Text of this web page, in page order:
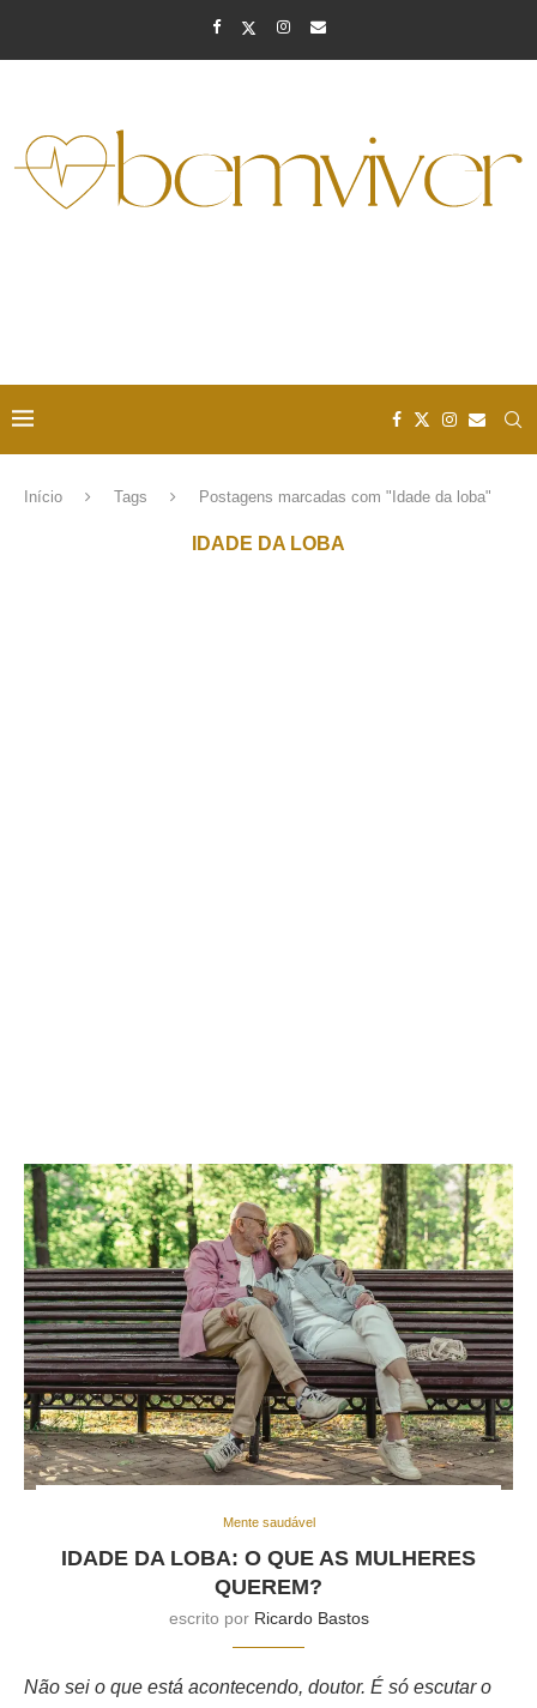
Início Tags Postagens marcadas com "Idade da loba"
IDADE DA LOBA
Mente saudável
IDADE DA LOBA: O QUE AS MULHERES
QUEREM?
escrito por Ricardo Bastos
Não sei o que está acontecendo, doutor. É só escutar o